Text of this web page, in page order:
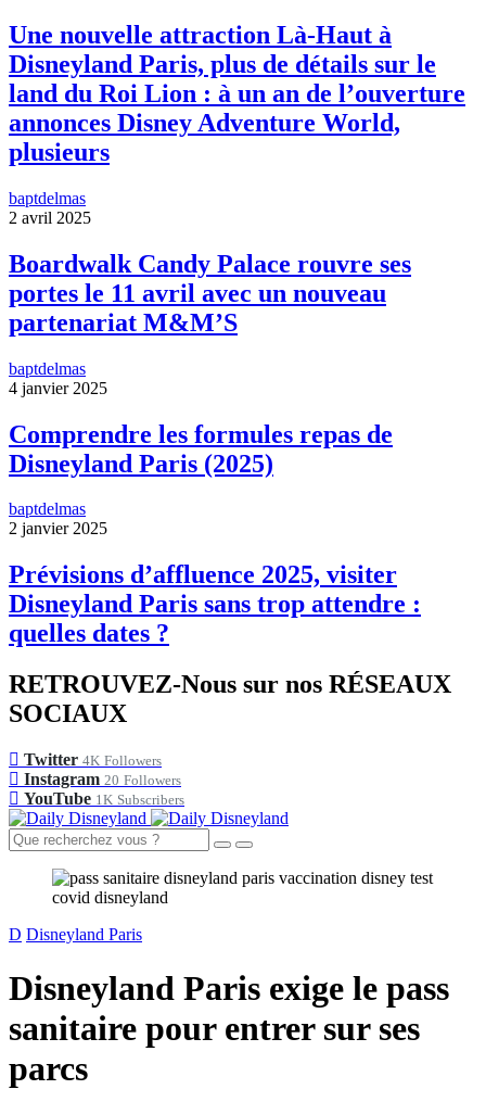
Une nouvelle attraction Là-Haut à
Disneyland Paris, plus de détails sur le
land du Roi Lion : à un an de l’ouverture
annonces Disney Adventure World,
plusieurs
baptdelmas
2 avril 2025
Boardwalk Candy Palace rouvre ses
portes le 11 avril avec un nouveau
partenariat M&M’S
baptdelmas
4 janvier 2025
Comprendre les formules repas de
Disneyland Paris (2025)
baptdelmas
2 janvier 2025
Prévisions d’affluence 2025, visiter
Disneyland Paris sans trop attendre :
quelles dates ?
RETROUVEZ-Nous sur nos RÉSEAUX
SOCIAUX
Twitter 4K Followers
Instagram 20 Followers
YouTube 1K Subscribers
D Disneyland Paris
Disneyland Paris exige le pass
sanitaire pour entrer sur ses
parcs